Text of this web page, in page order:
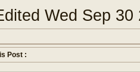
Wed Sep
Post :